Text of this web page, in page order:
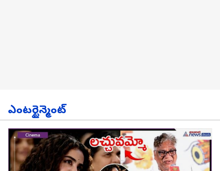
ఎంటర్టైన్మెంట్